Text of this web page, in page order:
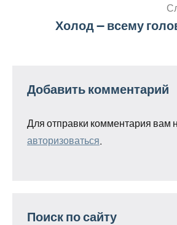
Холод — всему
Добавить комментарий
Для отправки комментария вам
авторизоваться
Поиск по сайту